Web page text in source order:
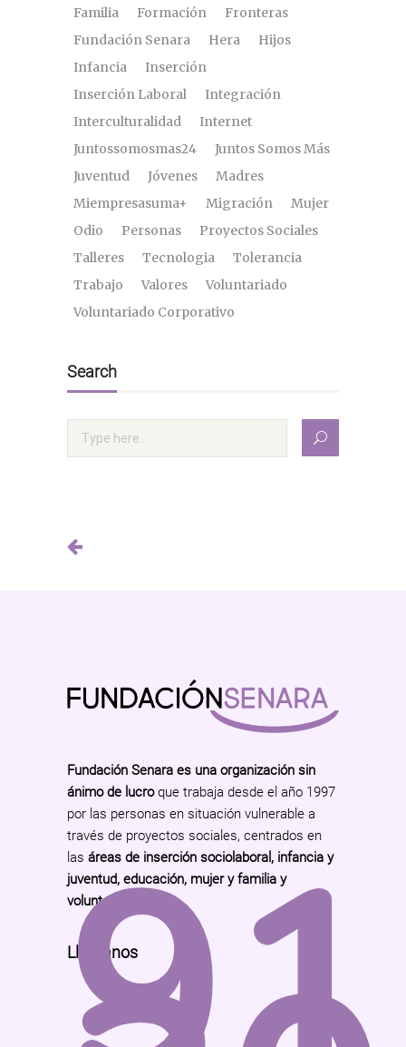
Familia
Formación
Fronteras
Fundación Senara
Hera
Hijos
Infancia
Inserción
Inserción Laboral
Integración
Interculturalidad
Internet
Juntossomosmas24
Juntos Somos Más
Juventud
Jóvenes
Madres
Miempresasuma+
Migración
Mujer
Odio
Personas
Proyectos Sociales
Talleres
Tecnologia
Tolerancia
Trabajo
Valores
Voluntariado
Voluntariado Corporativo
Search
Fundación Senara es una organización sin
ánimo de lucroque trabaja desde el año 1997
por las personas en situación vulnerable a
través de proyectos sociales, centrados en
las áreas de inserción sociolaboral, infancia y
juventud, educación, mujer y familia y
voluntariado
Llámanos